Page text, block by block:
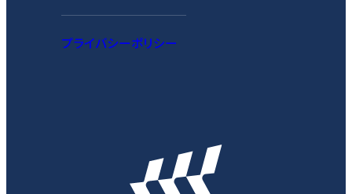
プライバシーポリシー